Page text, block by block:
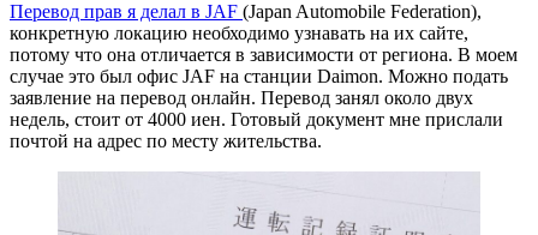
Перевод прав я делал в JAF (Japan Automobile Federation),
конкретную локацию необходимо узнавать на их сайте,
потому что она отличается в зависимости от региона. В моем
случае это был офис JAF на станции Daimon. Можно подать
заявление на перевод онлайн. Перевод занял около двух
недель, стоит от 4000 иен. Готовый документ мне прислали
почтой на адрес по месту жительства.